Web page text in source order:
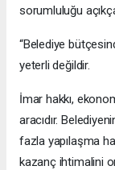
sorumluluğu açıkça
“Belediye
yeterli değildir.
İmar hakkı,
aracıdır.
fazla yapılaşma
kazanç ihtimalini